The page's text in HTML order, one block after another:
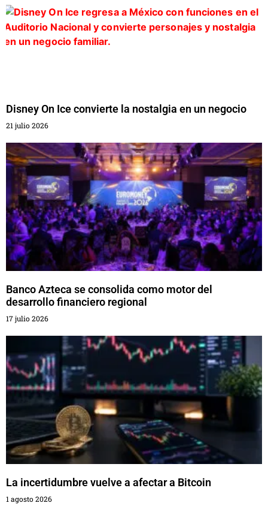
Disney On Ice convierte la nostalgia en un negocio
21 julio 2026
Banco Azteca se consolida como motor del
desarrollo financiero regional
17 julio 2026
La incertidumbre vuelve a afectar a Bitcoin
1 agosto 2026